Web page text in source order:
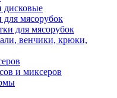
дисковые
мясорубок
для мясорубок
венчики, крюки,
и миксеров